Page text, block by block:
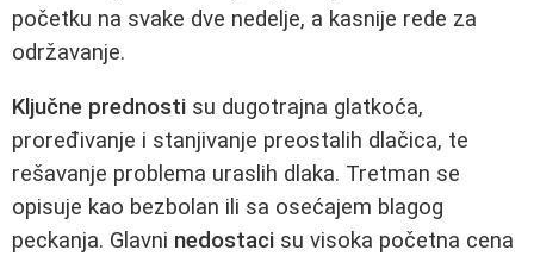
početku na svake dve nedelje, a kasnije rede za
održavanje.
Ključne prednosti su dugotrajna glatkoća,
proređivanje i stanjivanje preostalih dlačica, te
rešavanje problema uraslih dlaka. Tretman se
opisuje kao bezbolan ili sa osećajem blagog
peckanja. Glavni nedostaci su visoka početna cena